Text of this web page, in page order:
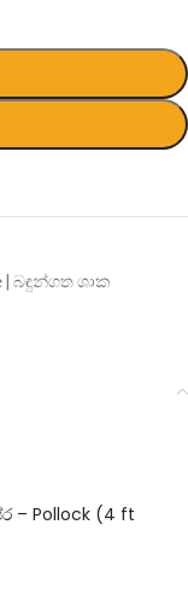
| බඳුන්ගත ශාක
– Pollock (4 ft